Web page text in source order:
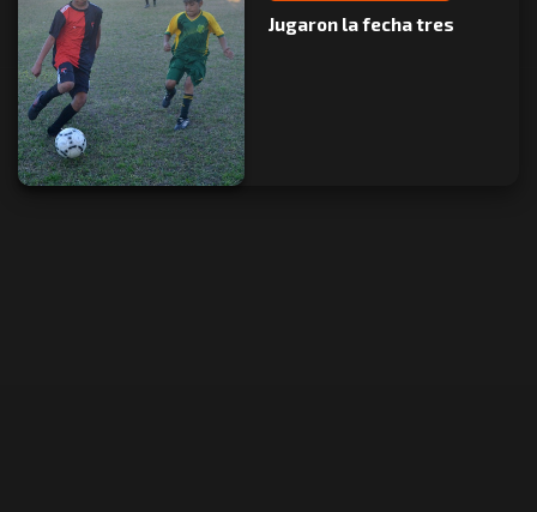
Jugaron la fecha tres